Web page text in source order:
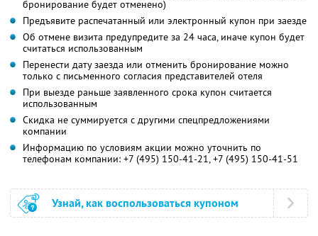
бронирование будет отменено)
Предъявите распечатанный или электронный купон при заезде
Об отмене визита предупредите за 24 часа, иначе купон будет
считаться использованным
Перенести дату заезда или отменить бронирование можно
только с письменного согласия представителей отеля
При выезде раньше заявленного срока купон считается
использованным
Скидка не суммируется с другими спецпредложениями
компании
Информацию по условиям акции можно уточнить по
телефонам компании: +7 (495) 150-41-21, +7 (495) 150-41-51
Узнай, как воспользоваться купоном